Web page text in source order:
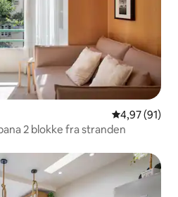
4,97 ud af 5
4,97 (91)
2 blokke fra stranden